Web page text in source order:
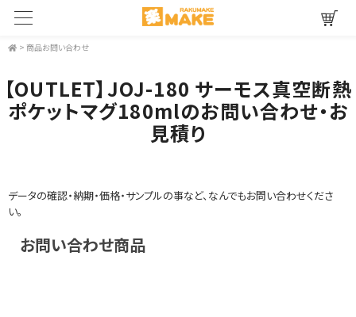
> 商品お問い合わせ
【OUTLET】JOJ-180 サーモス真空断熱
ポケットマグ180mlのお問い合わせ・お
見積り
データの確認・納期・価格・サンプルの事など、なんでもお問い合わせくださ
い。
お問い合わせ商品